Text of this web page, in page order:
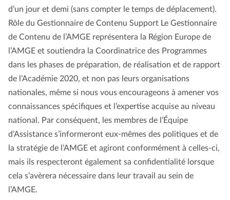
d’un jour et demi (sans compter le temps de déplacement).
Rôle du Gestionnaire de Contenu Support Le Gestionnaire
de Contenu de l’AMGE représentera la Région Europe de
l’AMGE et soutiendra la Coordinatrice des Programmes
dans les phases de préparation, de réalisation et de rapport
de l’Académie 2020, et non pas leurs organisations
nationales, même si nous vous encourageons à amener vos
connaissances spécifiques et l’expertise acquise au niveau
national. Par conséquent, les membres de l’Équipe
d’Assistance s’informeront eux-mêmes des politiques et de
la stratégie de l’AMGE et agiront conformément à celles-ci,
mais ils respecteront également sa confidentialité lorsque
cela s’avèrera nécessaire dans leur travail au sein de
l’AMGE.